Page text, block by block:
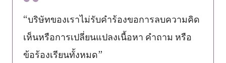
“บริษัทของเราไม่รับคำร้องขอการลบความคิด
เห็นหรือการเปลี่ยนแปลงเนื้อหา คำถาม หรือ
ข้อร้องเรียนทั้งหมด”